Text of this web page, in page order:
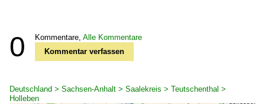
0 Kommentare, Alle Kommentare
Kommentar verfassen
Deutschland > Sachsen-Anhalt > Saalekreis > Teutschenthal >
Holleben